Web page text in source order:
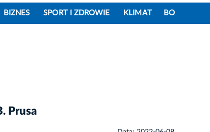
BIZNES SPORT I ZDROWIE KLIMAT BO
Prusa